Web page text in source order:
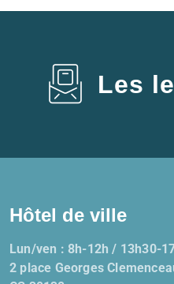
Les
Hôtel de ville
Lun/ven : 8h-12h / 13h30-
2 place Georges